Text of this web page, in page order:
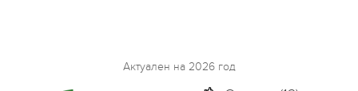
Актуален на 2026 год